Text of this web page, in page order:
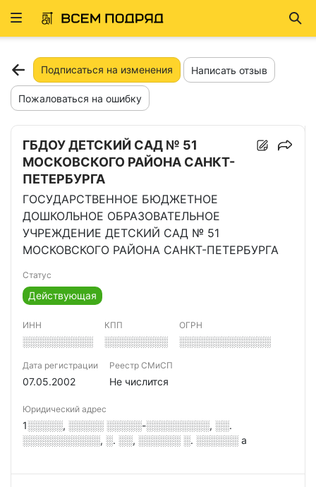
Развернуть
Подписаться на изменения Написать отзыв
Пожаловаться на ошибку
ГБДОУ ДЕТСКИЙ САД № 51
МОСКОВСКОГО РАЙОНА САНКТ-
ПЕТЕРБУРГА
ГОСУДАРСТВЕННОЕ БЮДЖЕТНОЕ
ДОШКОЛЬНОЕ ОБРАЗОВАТЕЛЬНОЕ
УЧРЕЖДЕНИЕ ДЕТСКИЙ САД № 51
МОСКОВСКОГО РАЙОНА САНКТ-ПЕТЕРБУРГА
Статус
Действующая
ИНН
░░░░░░░░░░
КПП
░░░░░░░░░
ОГРН
░░░░░░░░░░░░░
Дата регистрации
07.05.2002
Реестр СМиСП
Не числится
Юридический адрес
1░░░░░, ░░░░░ ░░░░░-░░░░░░░░░, ░░.
░░░░░░░░░░░, ░. ░░, ░░░░░░ ░. ░░░░░░ а